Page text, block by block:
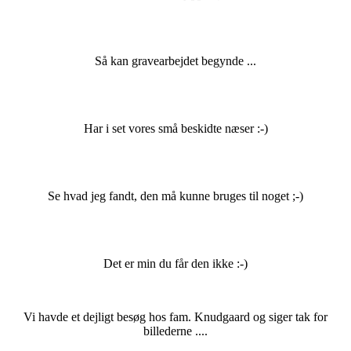
Så kan gravearbejdet begynde ...
Har i set vores små beskidte næser :-)
Se hvad jeg fandt, den må kunne bruges til noget ;-)
Det er min du får den ikke :-)
Vi havde et dejligt besøg hos fam. Knudgaard og siger tak for
billederne ....